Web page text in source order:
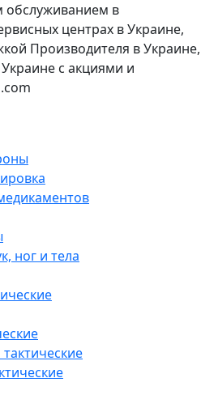
обслуживанием в
центрах в Украине,
Производителя в Украине,
с акциями и
ног и тела